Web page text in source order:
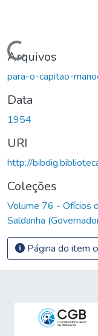
Carregando...
Arquivos
para-o-capitao-
Data
1954
URI
http://
Coleções
Volume 76 - Ofícios
Saldanha
Página do item